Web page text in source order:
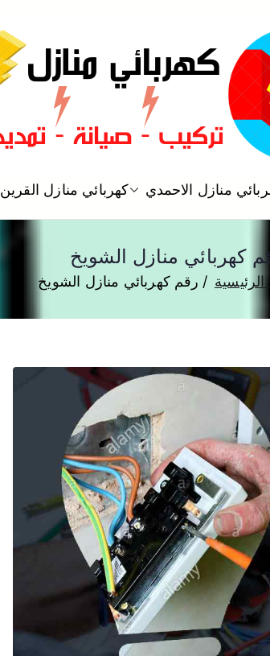
كهربائي منازل
فني كهربائي منازل الكويتمنازل الاحمدي كهربائي منازل القرين
كهربائي منازل الشويخ
رقم كهربائي منازل الشويخ